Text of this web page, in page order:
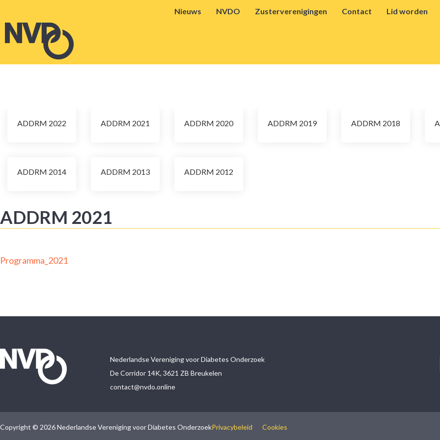
Nieuws NVDO Zusterverenigingen Contact Lid worden
ADDRM 2022 ADDRM 2021 ADDRM 2020 ADDRM 2019 ADDRM 2018
ADDRM 2014 ADDRM 2013 ADDRM 2012
ADDRM 2021
Programma_2021
Nederlandse Vereniging voor Diabetes Onderzoek
De Corridor 14K, 3621 ZB Breukelen
contact@nvdo.online
Copyright © 2026 Nederlandse Vereniging voor Diabetes OnderzoekPrivacybeleid Cookies